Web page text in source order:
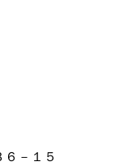
－１５